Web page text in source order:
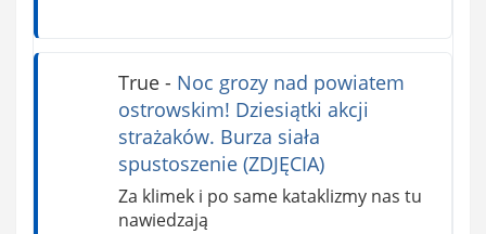
True- Noc grozy nad powiatem
ostrowskim! Dziesiątki akcji
strażaków. Burza siała
spustoszenie (ZDJĘCIA)
Za klimek i po same kataklizmy nas tu
nawiedzają